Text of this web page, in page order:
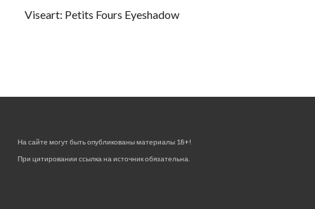
Viseart: Petits Fours Eyeshadow
На сайте могут быть опубликованы материалы 18+!
При цитировании ссылка на источник обязательна.